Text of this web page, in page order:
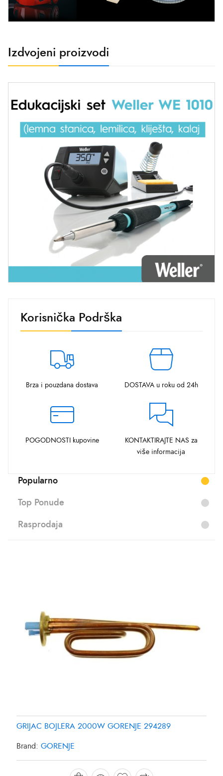
Izdvojeni proizvodi
Korisnička Podrška
Brza i pouzdana dostava DOSTAVA u roku od 24h
POGODNOSTI kupovine
KONTAKTIRAJTE NAS za
više informacija
Popularno
Top Ponude
Rasprodaja
GRIJAC BOJLERA 2000W GORENJE 294289
Brand: GORENJE
GRIJAC FRIZIDERA SAMSUNG DA9600013Y
Brand: SAMSUNG
GRIJAC FRIZIDERA SAMSUNG DA96-00280K
Brand: SAMSUNG